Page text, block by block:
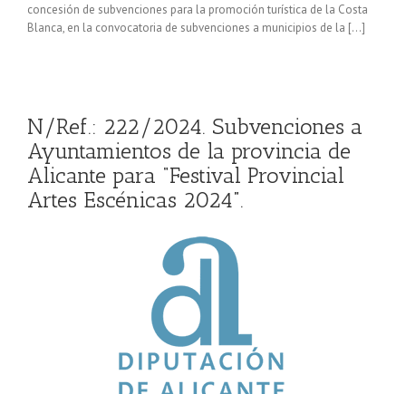
concesión de subvenciones para la promoción turística de la Costa
Blanca, en la convocatoria de subvenciones a municipios de la […]
N/Ref.: 222/2024. Subvenciones a
Ayuntamientos de la provincia de
Alicante para “Festival Provincial
Artes Escénicas 2024”.